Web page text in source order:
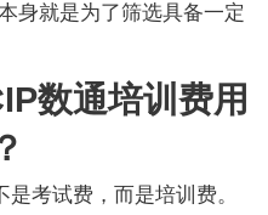
身就是为了筛选具备一定
数通培训费用
考试费，而是培训费。